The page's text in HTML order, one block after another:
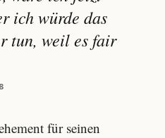
ich würde das
tun, weil es fair
für seinen